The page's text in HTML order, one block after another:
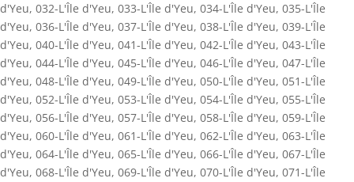
d'Yeu, 032-L'Île d'Yeu, 033-L'Île d'Yeu, 034-L'Île d'Yeu, 035-L'Île
d'Yeu, 036-L'Île d'Yeu, 037-L'Île d'Yeu, 038-L'Île d'Yeu, 039-L'Île
d'Yeu, 040-L'Île d'Yeu, 041-L'Île d'Yeu, 042-L'Île d'Yeu, 043-L'Île
d'Yeu, 044-L'Île d'Yeu, 045-L'Île d'Yeu, 046-L'Île d'Yeu, 047-L'Île
d'Yeu, 048-L'Île d'Yeu, 049-L'Île d'Yeu, 050-L'Île d'Yeu, 051-L'Île
d'Yeu, 052-L'Île d'Yeu, 053-L'Île d'Yeu, 054-L'Île d'Yeu, 055-L'Île
d'Yeu, 056-L'Île d'Yeu, 057-L'Île d'Yeu, 058-L'Île d'Yeu, 059-L'Île
d'Yeu, 060-L'Île d'Yeu, 061-L'Île d'Yeu, 062-L'Île d'Yeu, 063-L'Île
d'Yeu, 064-L'Île d'Yeu, 065-L'Île d'Yeu, 066-L'Île d'Yeu, 067-L'Île
d'Yeu, 068-L'Île d'Yeu, 069-L'Île d'Yeu, 070-L'Île d'Yeu, 071-L'Île